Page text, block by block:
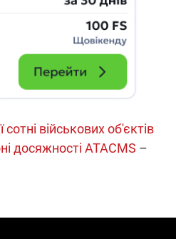
сотні військових об'єктів
досяжності ATACMS –